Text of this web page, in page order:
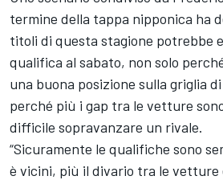
termine della tappa nipponica ha
titoli di questa stagione potrebbe
qualifica al sabato, non solo
una buona posizione sulla griglia
perché più i gap tra le vetture
difficile sopravanzare un rivale.
“Sicuramente le qualifiche sono
è vicini, più il divario tra le vetture